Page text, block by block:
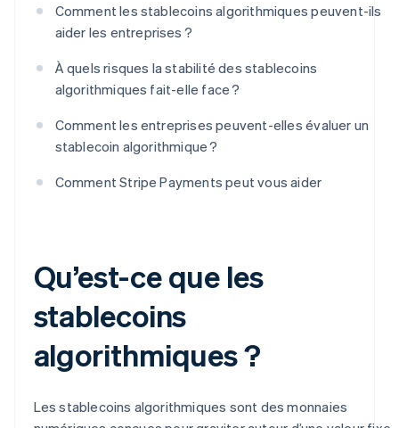
Comment les stablecoins algorithmiques peuvent-ils
aider les entreprises ?
À quels risques la stabilité des stablecoins
algorithmiques fait-elle face ?
Comment les entreprises peuvent-elles évaluer un
stablecoin algorithmique ?
Comment Stripe Payments peut vous aider
Qu’est-ce que les
stablecoins
algorithmiques ?
Les stablecoins algorithmiques sont des monnaies